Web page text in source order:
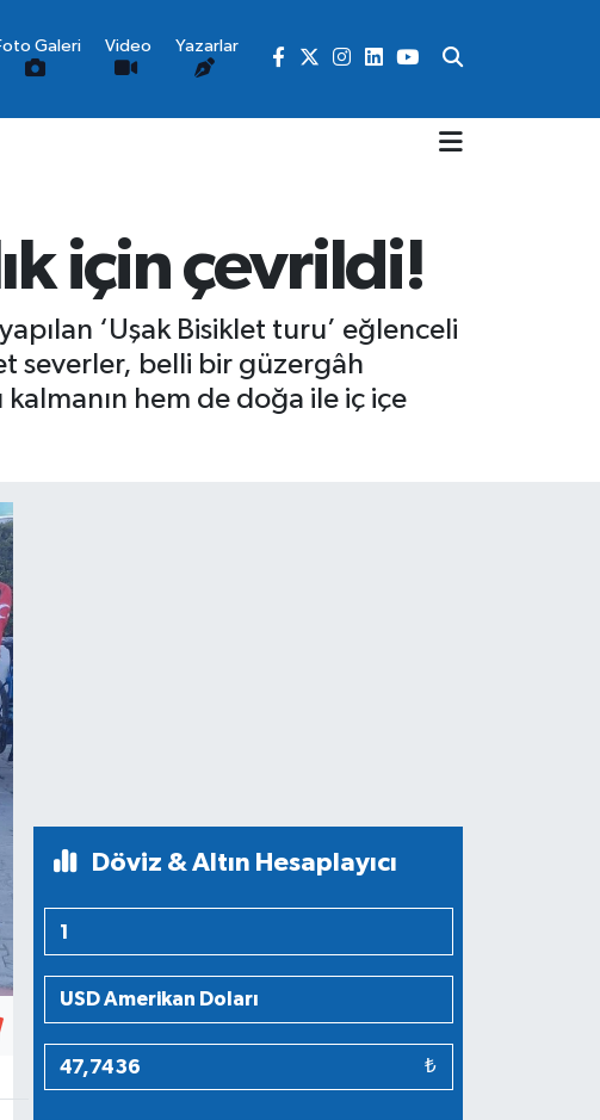
Galeri Video Yazarlar
için çevrildi!
‘Uşak Bisiklet turu’ eğlenceli
severler, belli bir güzergâh
hem de doğa ile iç içe
Döviz & Altın Hesaplayıcı
₺